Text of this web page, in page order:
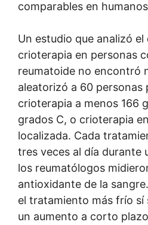
comparables en
Un estudio que analizó
crioterapia en personas
reumatoide no encontró
aleatorizó a 60 personas
crioterapia a menos 166
grados C, o crioterapia
localizada. Cada
tres veces al día durante
los reumatólogos
antioxidante de la
el tratamiento más frío sí
un aumento a corto